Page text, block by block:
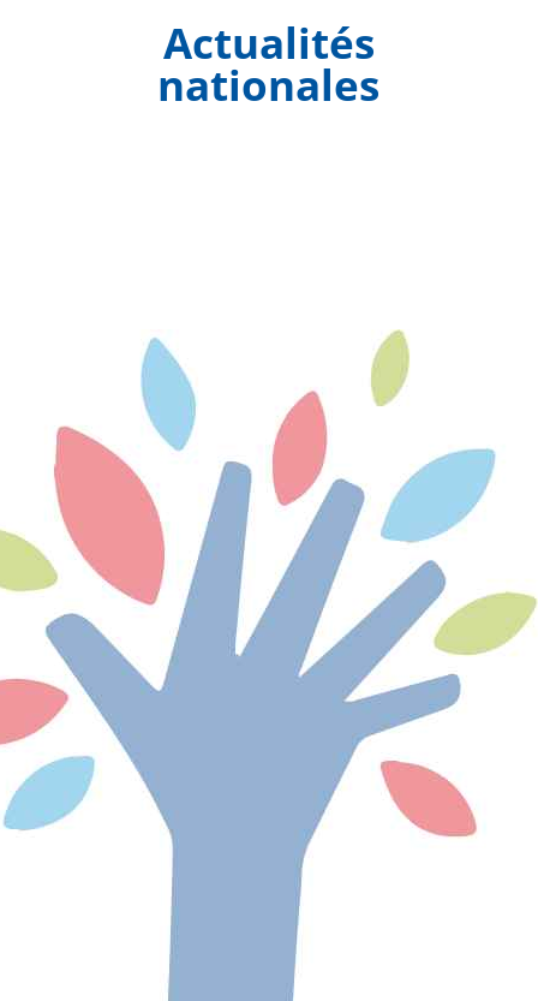
Actualités
nationales
Face aux incendies exceptionnels qui frappent
plusieurs départements, l'Association des
Maires de France...
Le Gouvernement a officialisé, lors du Conseil
des ministres du 1er juillet, les dates de la
prochaine...